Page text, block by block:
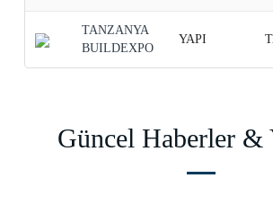
TANZANYA
BUILDEXPO
YAPI
Güncel Haberler &